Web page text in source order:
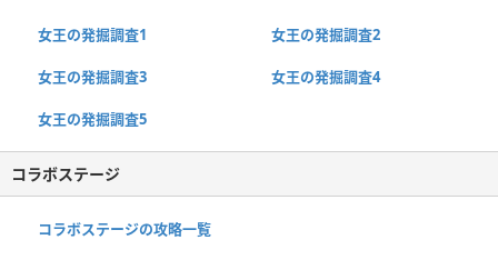
女王の発掘調査1 女王の発掘調査2
女王の発掘調査3 女王の発掘調査4
女王の発掘調査5
コラボステージ
コラボステージの攻略一覧